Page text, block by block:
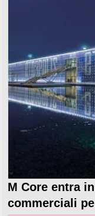
M Core entra
commerciali